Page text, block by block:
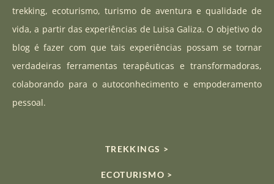
a
g
a
m
u
b
o
k
trekking, ecoturismo, turismo de aventura e qualidade de
vida, a partir das experiências de Luisa Galiza. O objetivo do
blog é fazer com que tais experiências possam se tornar
verdadeiras ferramentas terapêuticas e transformadoras,
colaborando para o autoconhecimento e empoderamento
pessoal.
TREKKINGS >
ECOTURISMO >